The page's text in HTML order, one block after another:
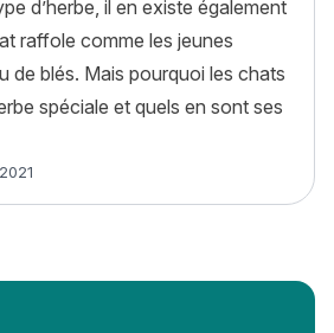
d’herbe, il en existe également
raffole comme les jeunes
de blés. Mais pourquoi les chats
spéciale et quels en sont ses